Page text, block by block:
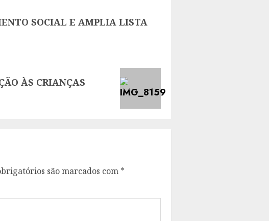
SOCIAL E AMPLIA LISTA
ÀS CRIANÇAS
são marcados com *